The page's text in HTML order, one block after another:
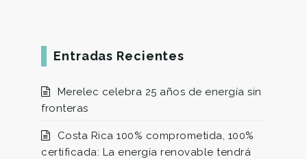
Entradas Recientes
Merelec celebra 25 años de energía sin
fronteras
Costa Rica 100% comprometida, 100%
certificada: La energía renovable tendrá